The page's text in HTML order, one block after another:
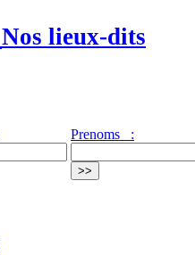
Nos lieux-dits
Prenoms :